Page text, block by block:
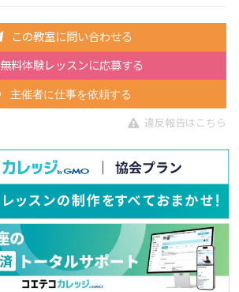
この教室に問い合わせる
無料体験レッスンに応募する
主催者に仕事を依頼する
違反報告はこちら